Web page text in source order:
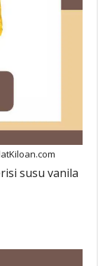
susu vanila